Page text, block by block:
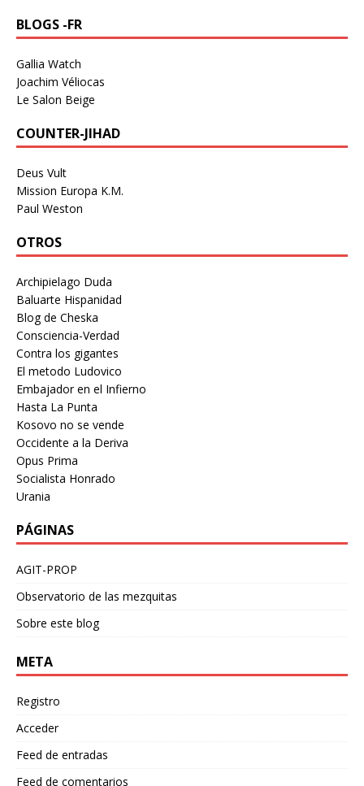
BLOGS -FR
Gallia Watch
Joachim Véliocas
Le Salon Beige
COUNTER-JIHAD
Deus Vult
Mission Europa K.M.
Paul Weston
OTROS
Archipielago Duda
Baluarte Hispanidad
Blog de Cheska
Consciencia-Verdad
Contra los gigantes
El metodo Ludovico
Embajador en el Infierno
Hasta La Punta
Kosovo no se vende
Occidente a la Deriva
Opus Prima
Socialista Honrado
Urania
PÁGINAS
AGIT-PROP
Observatorio de las mezquitas
Sobre este blog
META
Registro
Acceder
Feed de entradas
Feed de comentarios